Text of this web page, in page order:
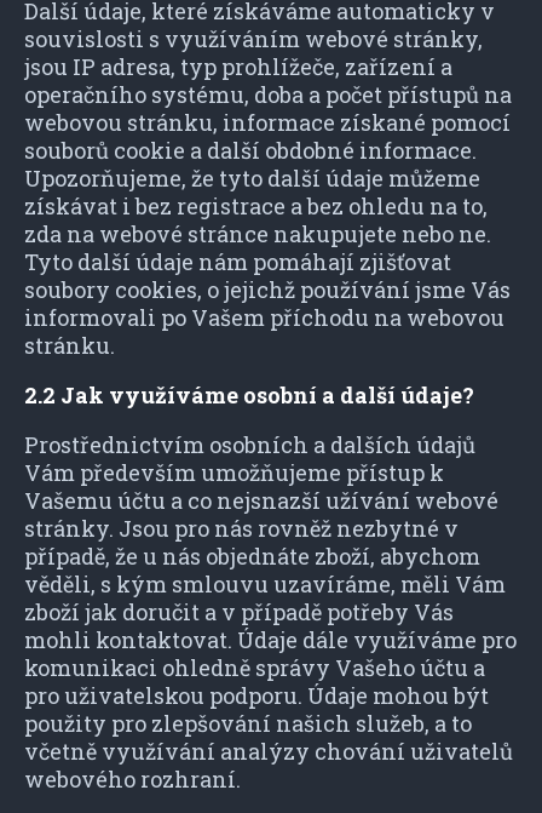
Další údaje, které získáváme automaticky v
souvislosti s využíváním webové stránky,
jsou IP adresa, typ prohlížeče, zařízení a
operačního systému, doba a počet přístupů na
webovou stránku, informace získané pomocí
souborů cookie a další obdobné informace.
Upozorňujeme, že tyto další údaje můžeme
získávat i bez registrace a bez ohledu na to,
zda na webové stránce nakupujete nebo ne.
Tyto další údaje nám pomáhají zjišťovat
soubory cookies, o jejichž používání jsme Vás
informovali po Vašem příchodu na webovou
stránku.
2.2 Jak využíváme osobní a další údaje?
Prostřednictvím osobních a dalších údajů
Vám především umožňujeme přístup k
Vašemu účtu a co nejsnazší užívání webové
stránky. Jsou pro nás rovněž nezbytné v
případě, že u nás objednáte zboží, abychom
věděli, s kým smlouvu uzavíráme, měli Vám
zboží jak doručit a v případě potřeby Vás
mohli kontaktovat. Údaje dále využíváme pro
komunikaci ohledně správy Vašeho účtu a
pro uživatelskou podporu. Údaje mohou být
použity pro zlepšování našich služeb, a to
včetně využívání analýzy chování uživatelů
webového rozhraní.